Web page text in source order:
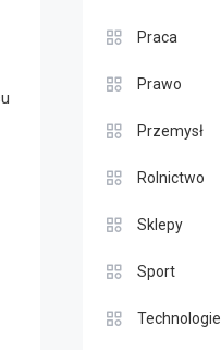
Praca
Prawo
Przemysł
Rolnictwo
Sklepy
Sport
Technologie